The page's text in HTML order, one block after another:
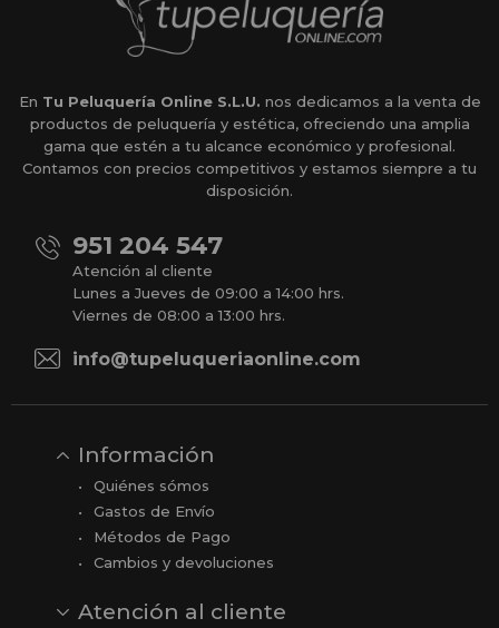
En Tu Peluquería Online S.L.U. nos dedicamos a la venta de
productos de peluquería y estética, ofreciendo una amplia
gama que estén a tu alcance económico y profesional.
Contamos con precios competitivos y estamos siempre a tu
disposición.
951 204 547
Atención al cliente
Lunes a Jueves de 09:00 a 14:00 hrs.
Viernes de 08:00 a 13:00 hrs.
info@tupeluqueriaonline.com
Información
Quiénes sómos
Gastos de Envío
Métodos de Pago
Cambios y devoluciones
Atención al cliente